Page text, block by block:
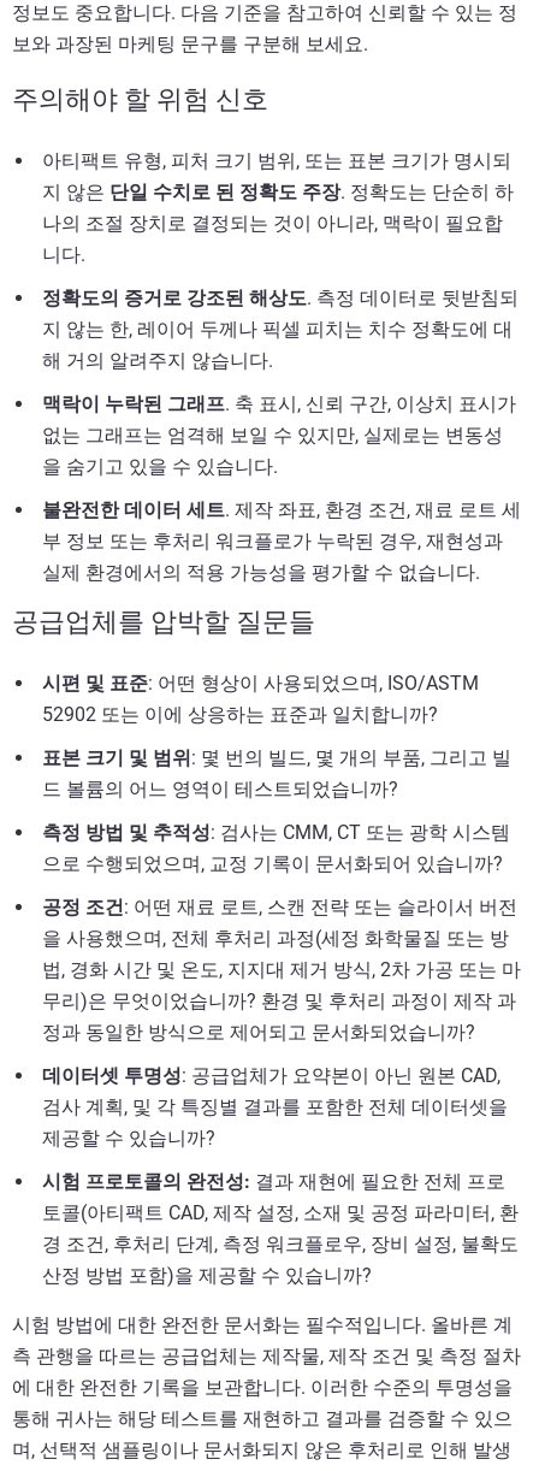
정보도 중요합니다. 다음 기준을 참고하여 신뢰할 수 있는 정
보와 과장된 마케팅 문구를 구분해 보세요.
주의해야 할 위험 신호
아티팩트 유형, 피처 크기 범위, 또는 표본 크기가 명시되
지 않은 단일 수치로 된 정확도 주장. 정확도는 단순히 하
나의 조절 장치로 결정되는 것이 아니라, 맥락이 필요합
니다.
정확도의 증거로 강조된 해상도. 측정 데이터로 뒷받침되
지 않는 한, 레이어 두께나 픽셀 피치는 치수 정확도에 대
해 거의 알려주지 않습니다.
맥락이 누락된 그래프. 축 표시, 신뢰 구간, 이상치 표시가
없는 그래프는 엄격해 보일 수 있지만, 실제로는 변동성
을 숨기고 있을 수 있습니다.
불완전한 데이터 세트. 제작 좌표, 환경 조건, 재료 로트 세
부 정보 또는 후처리 워크플로가 누락된 경우, 재현성과
실제 환경에서의 적용 가능성을 평가할 수 없습니다.
공급업체를 압박할 질문들
시편 및 표준: 어떤 형상이 사용되었으며, ISO/ASTM
52902 또는 이에 상응하는 표준과 일치합니까?
표본 크기 및 범위 : 몇 번의 빌드, 몇 개의 부품, 그리고 빌
드 볼륨의 어느 영역이 테스트되었습니까?
측정 방법 및 추적성: 검사는 CMM, CT 또는 광학 시스템
으로 수행되었으며, 교정 기록이 문서화되어 있습니까?
공정 조건: 어떤 재료 로트, 스캔 전략 또는 슬라이서 버전
을 사용했으며, 전체 후처리 과정(세정 화학물질 또는 방
법, 경화 시간 및 온도, 지지대 제거 방식, 2차 가공 또는 마
무리)은 무엇이었습니까? 환경 및 후처리 과정이 제작 과
정과 동일한 방식으로 제어되고 문서화되었습니까?
데이터셋 투명성: 공급업체가 요약본이 아닌 원본 CAD,
검사 계획, 및 각 특징별 결과를 포함한 전체 데이터셋을
제공할 수 있습니까?
시험 프로토콜의 완전성: 결과 재현에 필요한 전체 프로
토콜(아티팩트 CAD, 제작 설정, 소재 및 공정 파라미터, 환
경 조건, 후처리 단계, 측정 워크플로우, 장비 설정, 불확도
산정 방법 포함)을 제공할 수 있습니까?
시험 방법에 대한 완전한 문서화는 필수적입니다. 올바른 계
측 관행을 따르는 공급업체는 제작물, 제작 조건 및 측정 절차
에 대한 완전한 기록을 보관합니다. 이러한 수준의 투명성을
통해 귀사는 해당 테스트를 재현하고 결과를 검증할 수 있으
며, 선택적 샘플링이나 문서화되지 않은 후처리로 인해 발생